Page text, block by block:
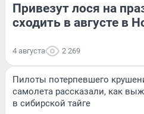
Привезут лося на
сходить в августе в
4 августа 2 269
Пилоты потерпевшего
самолета рассказали, как
в сибирской тайге